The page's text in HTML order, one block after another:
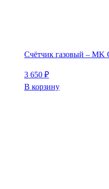
Счётчик газовый – MK
3 650 ₽
В корзину